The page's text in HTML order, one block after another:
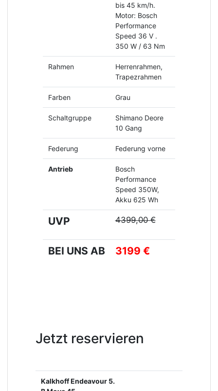
bis 45 km/h.
Motor: Bosch
Performance
Speed 36 V .
350 W / 63 Nm
Rahmen
Herrenrahmen,
Trapezrahmen
Farben Grau
Schaltgruppe
Shimano Deore
10 Gang
Federung Federung vorne
Antrieb
Bosch
Performance
Speed 350W,
Akku 625 Wh
UVP 4399,00 €
BEI UNS AB 3199 €
Jetzt reservieren
Kalkhoff Endeavour 5.